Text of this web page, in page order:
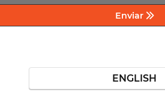
Enviar
ENGLISH